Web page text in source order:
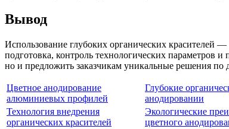
Вывод
Использование глубоких органических
подготовка, контроль технологических параметров
но и предложить заказчикам уникальные решения по
Цветное анодирование
алюминиевых профилей
Глубокие
анодировании
Технология внедрения
органических красителей
Экологические
цветного